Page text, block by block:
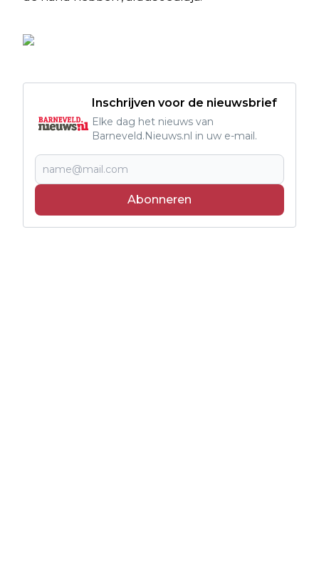
Inschrijven voor de nieuwsbrief
Elke dag het nieuws van
Barneveld.Nieuws.nl in uw e-mail.
Abonneren